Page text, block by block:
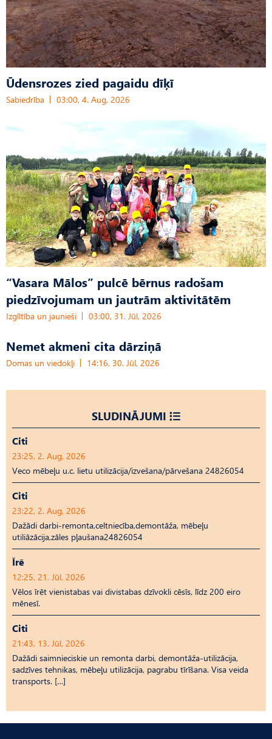
Ūdensrozes zied pagaidu dīķī
Sabiedrība 03:00, 4. Aug, 2026
“Vasara Mālos” pulcē bērnus radošam
piedzīvojumam un jautrām aktivitātēm
Izglītība un jaunieši 03:00, 31. Jūl, 2026
Nemet akmeni cita dārziņā
Domas un viedokļi 14:16, 30. Jūl, 2026
SLUDINĀJUMI
Citi
23:25, 2. Aug, 2026
Veco mēbeļu u.c. lietu utilizācija/izvešana/pārvešana 24826054
Citi
23:22, 2. Aug, 2026
Dažādi darbi-remonta,celtniecība,demontāža, mēbeļu
utiliāzācija,zāles pļaušana24826054
Īrē
12:25, 21. Jūl, 2026
Vēlos īrēt vienistabas vai divistabas dzīvokli cēsīs, līdz 200 eiro
mēnesī.
Citi
21:43, 13. Jūl, 2026
Dažādi saimnieciskie un remonta darbi, demontāža-utilizācija,
sadzīves tehnikas, mēbeļu utilizācija, pagrabu tīrīšana. Visa veida
transports. […]